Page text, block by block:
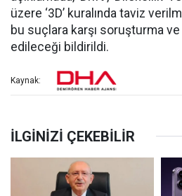
üzere ‘3D’ kuralında taviz
bu suçlara karşı soruşturma
edileceği bildirildi.
Kaynak: